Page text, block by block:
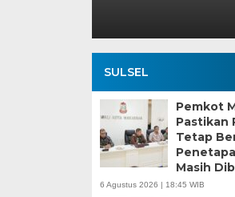
SULSEL
Pemkot
Pastikan
Tetap
Masih
6 Agustus 2026 | 18:45 WIB